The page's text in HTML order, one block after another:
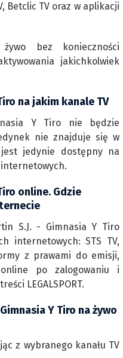
Betclic TV oraz w aplikacji
bez konieczności
jakichkolwiek
na jakim kanale TV
Y Tiro nie będzie
nie znajduje się w
jest jedynie dostępny na
online. Gdzie
S.J. - Gimnasia Y Tiro
internetowych: STS TV,
z prawami do emisji,
po zalogowaniu i
LEGALSPORT.
Y Tiro na żywo
z wybranego kanału TV